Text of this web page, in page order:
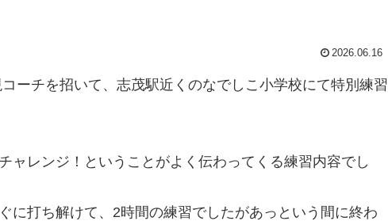
2026.06.16
ーチを招いて、志茂駅近くのなでしこ小学校にて特別練習
ャレンジ！ということがよく伝わってくる練習内容でし
に打ち解けて、2時間の練習でしたがあっという間に終わ